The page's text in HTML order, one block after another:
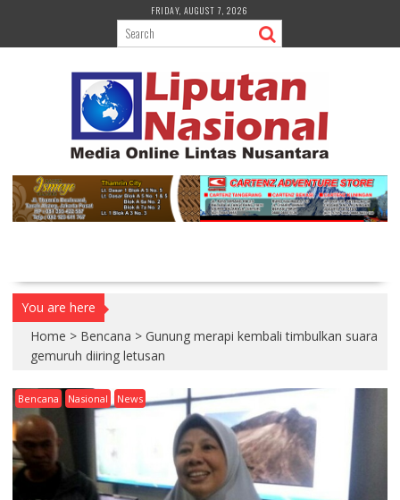
i
FRIDAY, AUGUST 7, 2026
You are here
Home > Bencana > Gunung merapi kembali timbulkan suara
gemuruh diiring letusan
Bencana Nasional News